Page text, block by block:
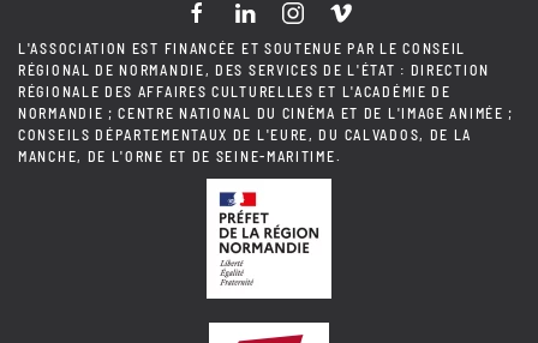
L'ASSOCIATION EST FINANCÉE ET SOUTENUE PAR LE CONSEIL
RÉGIONAL DE NORMANDIE, DES SERVICES DE L'ÉTAT : DIRECTION
RÉGIONALE DES AFFAIRES CULTURELLES ET L'ACADÉMIE DE
NORMANDIE ; CENTRE NATIONAL DU CINÉMA ET DE L'IMAGE ANIMÉE ;
CONSEILS DÉPARTEMENTAUX DE L'EURE, DU CALVADOS, DE LA
MANCHE, DE L'ORNE ET DE SEINE-MARITIME.